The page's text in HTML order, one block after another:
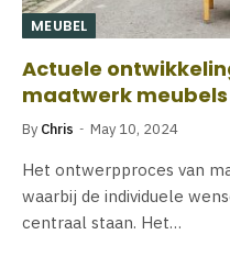
MEUBEL
Actuele
maatwerk meubels
By Chris May 10, 2024
Het ontwerpproces van
waarbij de individuele
centraal staan. Het…